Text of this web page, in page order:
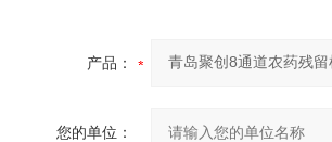
产品：
您的单位：